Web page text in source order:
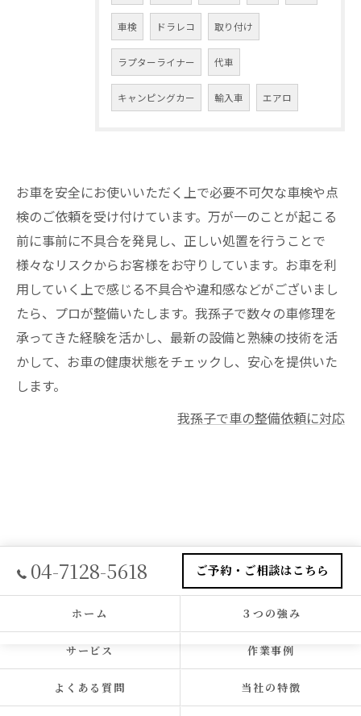
車検 ドラレコ 取り付け
ラプターライナー 代車
キャンピングカー 輸入車 エアロ
お車を安全にお使いいただく上で必要不可欠な車検や点
検のご依頼を受け付けています。万が一のことが起こる
前に事前に不具合を発見し、正しい処置を行うことで
様々なリスクからお客様をお守りしています。お車を利
用していく上で感じる不具合や違和感などがございまし
たら、プロが整備いたします。我孫子で数々の車修理を
承ってきた経験を活かし、最新の設備と熟練の技術を活
かして、お車の健康状態をチェックし、安心を提供いた
します。
我孫子で車の整備依頼に対応
04-7128-5618 ご予約・ご相談はこちら
ホーム ３つの強み
サービス 作業事例
よくある質問 当社の特徴